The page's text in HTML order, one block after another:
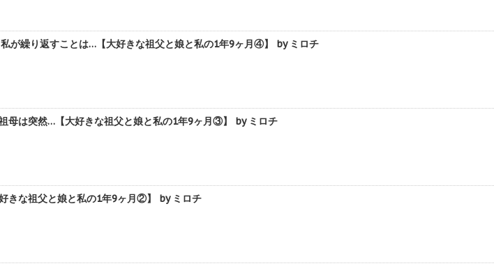
が繰り返すことは…【大好きな祖父と娘と私の1年9ヶ月④】 by ミロチ
母は突然…【大好きな祖父と娘と私の1年9ヶ月③】 by ミロチ
きな祖父と娘と私の1年9ヶ月②】 by ミロチ